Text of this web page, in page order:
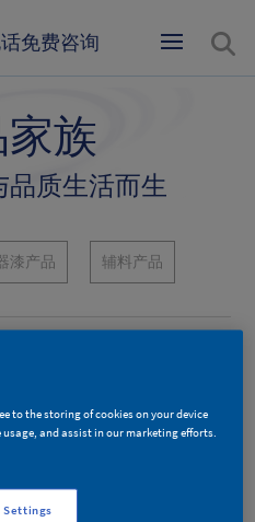
免费咨询
族
品质生活而生
漆产品 辅料产品
to the storing of cookies on your device
and assist in our marketing efforts.
Settings